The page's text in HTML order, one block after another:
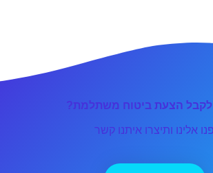
לקבל הצעת ביטוח משתלמת?
פנו אלינו ותיצרו איתנו קשר